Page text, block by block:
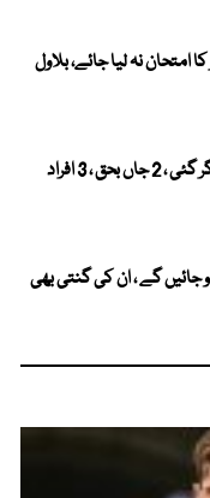
نہ لیا جائے، بلاول
ڈیرہ غازی خان میں گھر کی چھت گر گئی ، 2 جاں بحق ، 3 افراد
جائیں گے ، ان کی گنتی بھی